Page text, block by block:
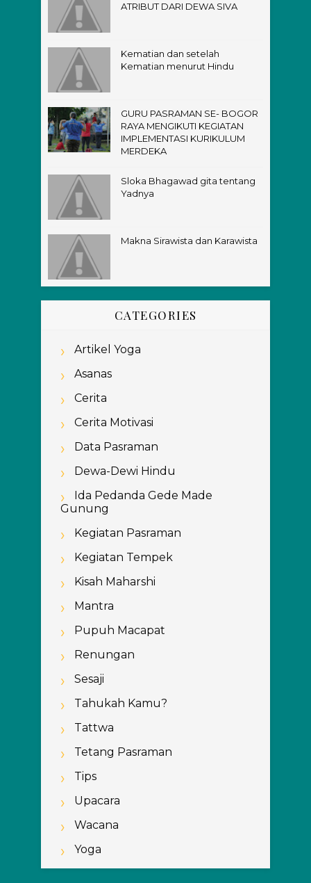
ATRIBUT DARI DEWA SIVA
Kematian dan setelah
Kematian menurut Hindu
GURU PASRAMAN SE- BOGOR
RAYA MENGIKUTI KEGIATAN
IMPLEMENTASI KURIKULUM
MERDEKA
Sloka Bhagawad gita tentang
Yadnya
Makna Sirawista dan Karawista
CATEGORIES
Artikel Yoga
Asanas
Cerita
Cerita Motivasi
Data Pasraman
Dewa-Dewi Hindu
Ida Pedanda Gede Made
Gunung
Kegiatan Pasraman
Kegiatan Tempek
Kisah Maharshi
Mantra
Pupuh Macapat
Renungan
Sesaji
Tahukah Kamu?
Tattwa
Tetang Pasraman
Tips
Upacara
Wacana
Yoga